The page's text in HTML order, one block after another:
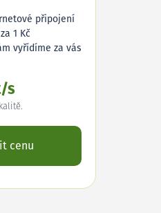
připojení
1 Kč
vyřídíme za vás
s
cenu